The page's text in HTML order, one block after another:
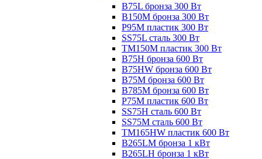
B75L бронза 300 Вт
B150M бронза 300 Вт
P95M пластик 300 Вт
SS75L сталь 300 Вт
TM150M пластик 300 Вт
B75H бронза 600 Вт
B75HW бронза 600 Вт
B75M бронза 600 Вт
B785M бронза 600 Вт
P75M пластик 600 Вт
SS75H сталь 600 Вт
SS75M сталь 600 Вт
TM165HW пластик 600 Вт
B265LM бронза 1 кВт
B265LH бронза 1 кВт